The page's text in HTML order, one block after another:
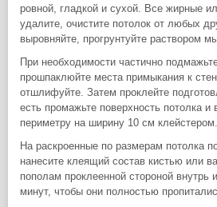
ровной, гладкой и сухой. Все жирные
удалите, очистите потолок от любых
выровняйте, прогрунтуйте раствором
При необходимости частично
прошпаклюйте места примыкания к
отшлифуйте. Затем проклейте
есть промажьте поверхность потолка
периметру на ширину 10 см клейстером.
На раскроенные по размерам потолка
нанесите клеящий состав кистью или
пополам проклеенной стороной внутрь
минут, чтобы они полностью